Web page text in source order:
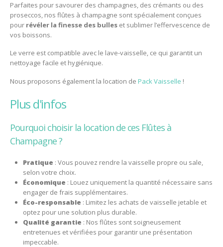
Parfaites pour savourer des champagnes, des crémants ou des
proseccos, nos flûtes à champagne sont spécialement conçues
pour révéler la finesse des bulles et sublimer l’effervescence de
vos boissons.
Le verre est compatible avec le lave-vaisselle, ce qui garantit un
nettoyage facile et hygiénique.
Nous proposons également la location de Pack Vaisselle !
plus d'infos
Pourquoi choisir la location de ces Flûtes à
Champagne ?
Pratique : Vous pouvez rendre la vaisselle propre ou sale,
selon votre choix.
Économique : Louez uniquement la quantité nécessaire sans
engager de frais supplémentaires.
Éco-responsable : Limitez les achats de vaisselle jetable et
optez pour une solution plus durable.
Qualité garantie : Nos flûtes sont soigneusement
entretenues et vérifiées pour garantir une présentation
impeccable.